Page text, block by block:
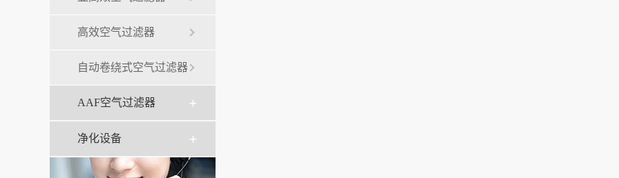
高效空气过滤器
自动卷绕式空气过滤器
AAF空气过滤器
净化设备